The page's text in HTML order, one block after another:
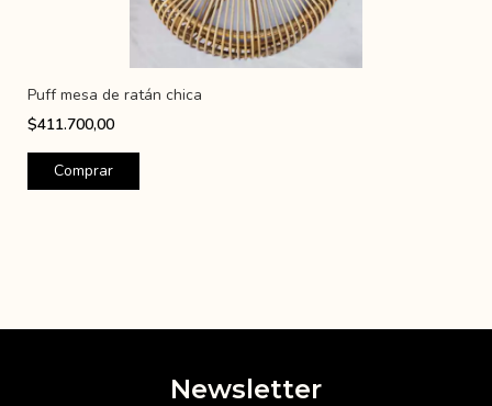
Puff mesa de ratán chica
$411.700,00
Newsletter